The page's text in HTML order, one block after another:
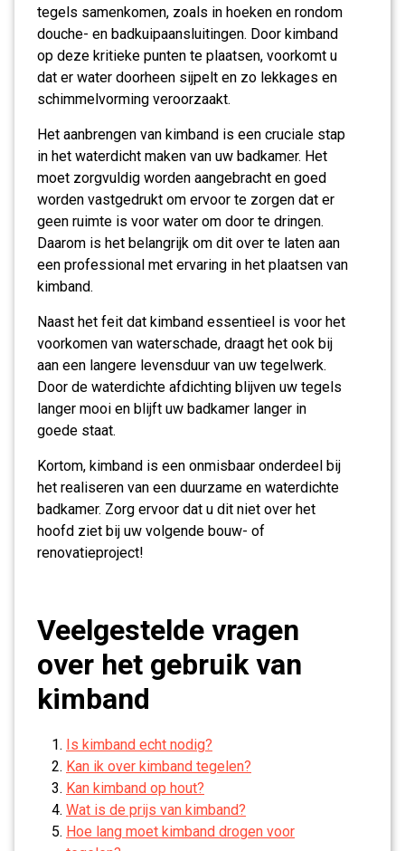
tegels samenkomen, zoals in hoeken en rondom
douche- en badkuipaansluitingen. Door kimband
op deze kritieke punten te plaatsen, voorkomt u
dat er water doorheen sijpelt en zo lekkages en
schimmelvorming veroorzaakt.
Het aanbrengen van kimband is een cruciale stap
in het waterdicht maken van uw badkamer. Het
moet zorgvuldig worden aangebracht en goed
worden vastgedrukt om ervoor te zorgen dat er
geen ruimte is voor water om door te dringen.
Daarom is het belangrijk om dit over te laten aan
een professional met ervaring in het plaatsen van
kimband.
Naast het feit dat kimband essentieel is voor het
voorkomen van waterschade, draagt het ook bij
aan een langere levensduur van uw tegelwerk.
Door de waterdichte afdichting blijven uw tegels
langer mooi en blijft uw badkamer langer in
goede staat.
Kortom, kimband is een onmisbaar onderdeel bij
het realiseren van een duurzame en waterdichte
badkamer. Zorg ervoor dat u dit niet over het
hoofd ziet bij uw volgende bouw- of
renovatieproject!
Veelgestelde vragen
over het gebruik van
kimband
Is kimband echt nodig?
Kan ik over kimband tegelen?
Kan kimband op hout?
Wat is de prijs van kimband?
Hoe lang moet kimband drogen voor